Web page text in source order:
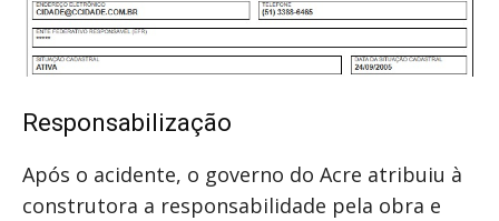
Responsabilização
Após o acidente, o governo do Acre atribuiu à
construtora a responsabilidade pela obra e